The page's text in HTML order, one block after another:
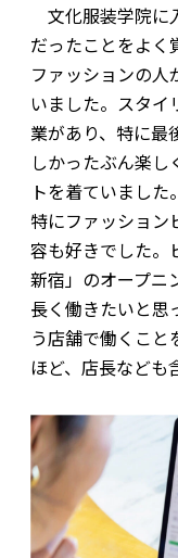
文化服装学院に
だったことをよく
ファッションの人
いました。スタ
業があり、特に最
しかったぶん楽し
トを着ていました
特にファッション
容も好きでした。
新宿」のオープニ
長く働きたいと思
う店舗で働くこと
ほど、店長なども